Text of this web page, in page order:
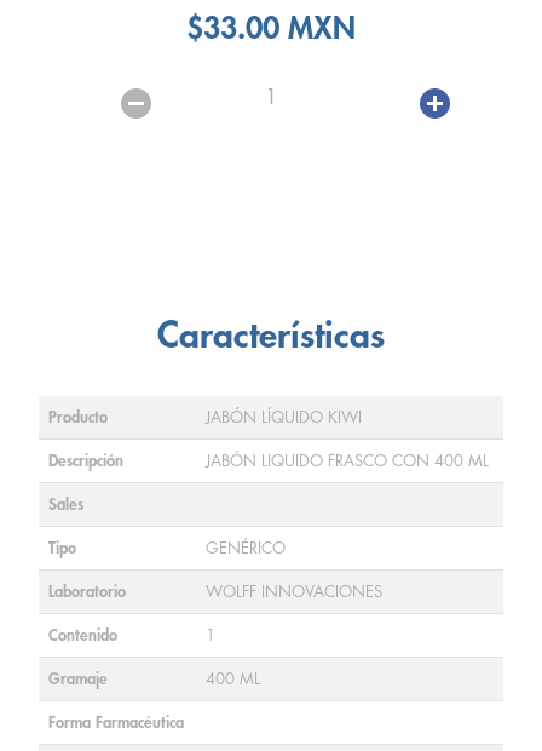
$33.00 MXN
1
Características
Producto JABÓN LÍQUIDO KIWI
Descripción JABÓN LIQUIDO FRASCO CON 400 ML
Sales
Tipo GENÉRICO
Laboratorio WOLFF INNOVACIONES
Contenido 1
Gramaje 400 ML
Forma Farmacéutica